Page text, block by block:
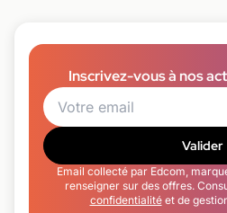
Inscrivez-vous à nos
Valider
Email collecté par Edcom,
renseigner sur des offres.
confidentialitéet de